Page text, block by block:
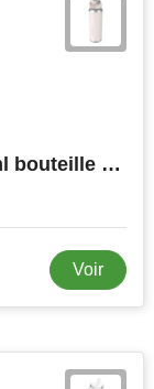
Stanley Classic Wellspring 710 ml bouteille d'eau isolée en acier inoxydable recyclé
Voir